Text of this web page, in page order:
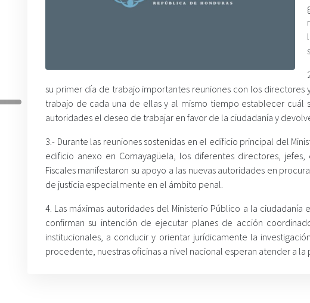
su primer día de trabajo importantes reuniones con los
trabajo de cada una de ellas y al mismo tiempo establecer
autoridades el deseo de trabajar en favor de la ciudadanía y
3.- Durante las reuniones sostenidas en el edificio principal del
edificio anexo en Comayagüela, los diferentes directores,
Fiscales manifestaron su apoyo a las nuevas autoridades en
de justicia especialmente en el ámbito penal.
4. Las máximas autoridades del Ministerio Público a la
confirman su intención de ejecutar planes de acción
institucionales, a conducir y orientar jurídicamente la
procedente, nuestras oficinas a nivel nacional esperan atender a